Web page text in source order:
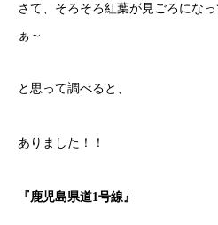
さて、そろそろ紅葉が見ごろにな
ぁ～
と思って調べると、
ありました！！
『鹿児島県道1号線』